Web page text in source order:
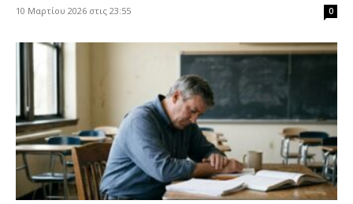
10 Μαρτίου 2026 στις 23:55 0